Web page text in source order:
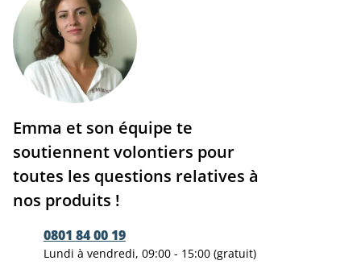
Emma et son équipe te
soutiennent volontiers pour
toutes les questions relatives à
nos produits !
0801 84 00 19
Lundi à vendredi, 09:00 - 15:00 (gratuit)